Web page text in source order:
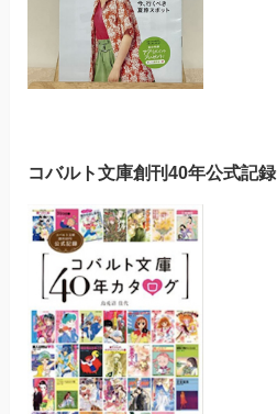
コバルト文庫創刊40年公式記録